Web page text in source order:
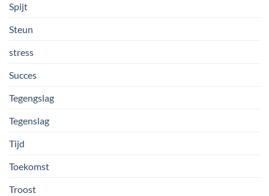
Spijt
Steun
stress
Succes
Tegengslag
Tegenslag
Tijd
Toekomst
Troost